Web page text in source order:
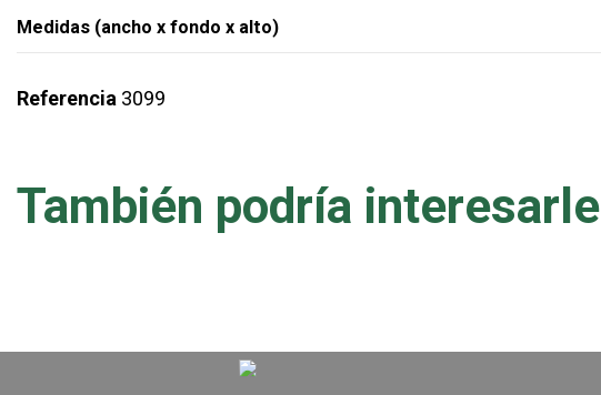
Medidas (ancho x fondo x alto)
Referencia 3099
También podría interesarle